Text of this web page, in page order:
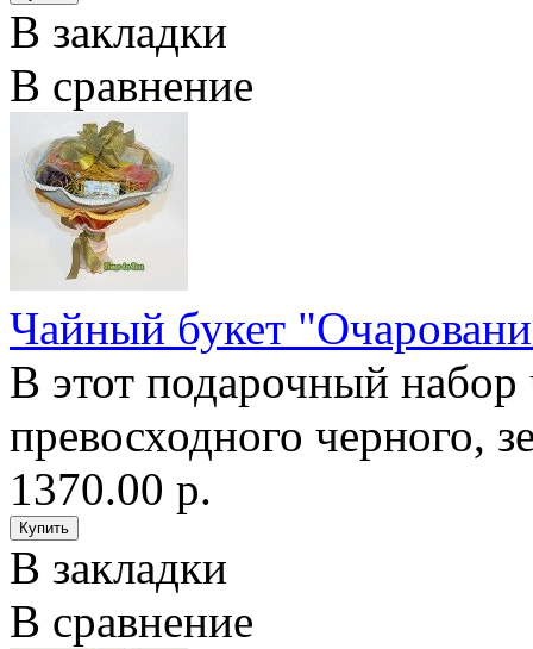
В закладки
В сравнение
Чайный букет
В этот подарочный набор
превосходного черного,
1370.00 р.
В закладки
В сравнение